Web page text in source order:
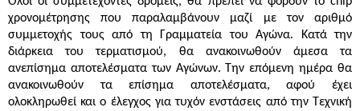
χρονομέτρησης που παραλαμβάνουν μαζί με τον αριθμό
συμμετοχής τους από τη Γραμματεία του Αγώνα. Κατά την
διάρκεια του τερματισμού, θα ανακοινωθούν άμεσα τα
ανεπίσημα αποτελέσματα των Αγώνων. Την επόμενη ημέρα θα
ανακοινωθούν τα επίσημα αποτελέσματα, αφού έχει
ολοκληρωθεί και ο έλεγχος για τυχόν ενστάσεις από την Τεχνική